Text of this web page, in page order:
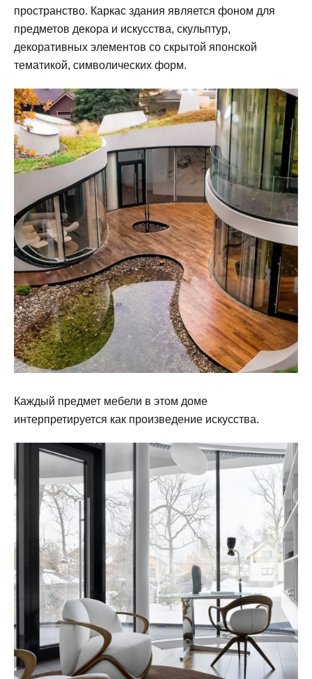
пространство. Каркас здания является фоном для
предметов декора и искусства, скульптур,
декоративных элементов со скрытой японской
тематикой, символических форм.
Каждый предмет мебели в этом доме
интерпретируется как произведение искусства.